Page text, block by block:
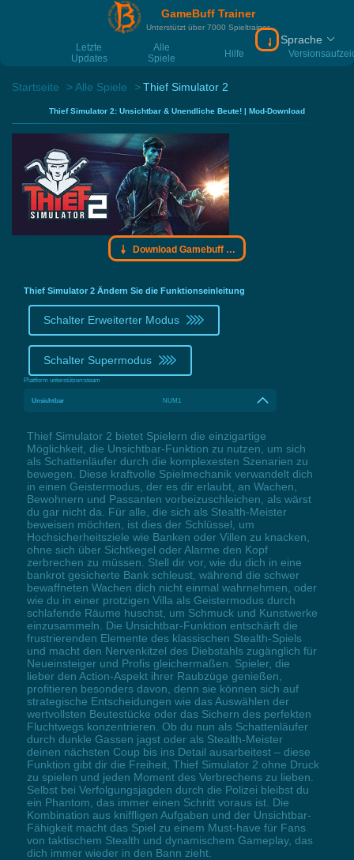
GameBuff Trainer
Unterstützt über 7000 Spieltrainer
Letzte
Updates
Alle
Spiele
Hilfe
Download
Sprache
Startseite Alle Spiele Thief Simulator 2
Thief Simulator 2: Unsichtbar & Unendliche Beute! | Mod-Download
Download Gamebuff Trainer
Thief Simulator 2 Ändern Sie die Funktionseinleitung
Schalter Erweiterter Modus
Schalter Supermodus
Plattform unterstützen:steam
Unsichtbar NUM1
Thief Simulator 2 bietet Spielern die einzigartige
Möglichkeit, die Unsichtbar-Funktion zu nutzen, um sich
als Schattenläufer durch die komplexesten Szenarien zu
bewegen. Diese kraftvolle Spielmechanik verwandelt dich
in einen Geistermodus, der es dir erlaubt, an Wachen,
Bewohnern und Passanten vorbeizuschleichen, als wärst
du gar nicht da. Für alle, die sich als Stealth-Meister
beweisen möchten, ist dies der Schlüssel, um
Hochsicherheitsziele wie Banken oder Villen zu knacken,
ohne sich über Sichtkegel oder Alarme den Kopf
zerbrechen zu müssen. Stell dir vor, wie du dich in eine
bankrot gesicherte Bank schleust, während die schwer
bewaffneten Wachen dich nicht einmal wahrnehmen, oder
wie du in einer protzigen Villa als Geistermodus durch
schlafende Räume huschst, um Schmuck und Kunstwerke
einzusammeln. Die Unsichtbar-Funktion entschärft die
frustrierenden Elemente des klassischen Stealth-Spiels
und macht den Nervenkitzel des Diebstahls zugänglich für
Neueinsteiger und Profis gleichermaßen. Spieler, die
lieber den Action-Aspekt ihrer Raubzüge genießen,
profitieren besonders davon, denn sie können sich auf
strategische Entscheidungen wie das Auswählen der
wertvollsten Beutestücke oder das Sichern des perfekten
Fluchtwegs konzentrieren. Ob du nun als Schattenläufer
durch dunkle Gassen jagst oder als Stealth-Meister
deinen nächsten Coup bis ins Detail ausarbeitest – diese
Funktion gibt dir die Freiheit, Thief Simulator 2 ohne Druck
zu spielen und jeden Moment des Verbrechens zu lieben.
Selbst bei Verfolgungsjagden durch die Polizei bleibst du
ein Phantom, das immer einen Schritt voraus ist. Die
Kombination aus kniffligen Aufgaben und der Unsichtbar-
Fähigkeit macht das Spiel zu einem Must-have für Fans
von taktischem Stealth und dynamischem Gameplay, das
dich immer wieder in den Bann zieht.